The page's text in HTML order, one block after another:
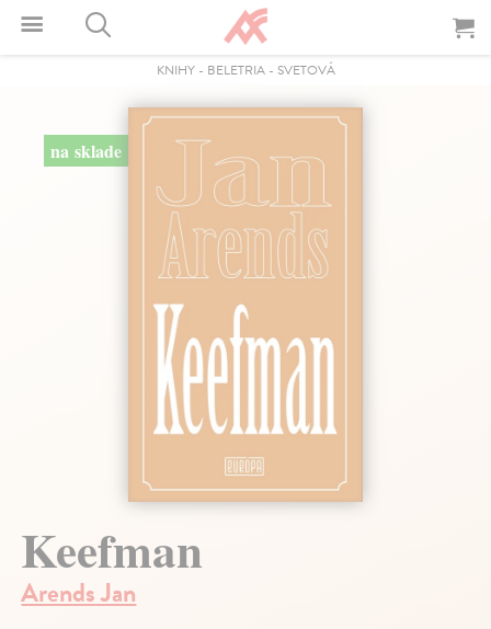
KNIHY- BELETRIA- SVETOVÁ
na sklade
Keefman
Arends Jan